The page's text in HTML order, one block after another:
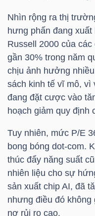
Nhìn rộng ra thị
hưng phấn đang
Russell 2000 của
gần 30% trong năm
chịu ảnh hưởng
sách kinh tế vĩ mô, vì
đang đặt cược vào
hoạch giảm quy định
Tuy nhiên, mức P/E
bong bóng dot-com.
thúc đẩy năng suất
nhiên liệu cho sự
sản xuất chip AI, đã
nhưng điều đó
nợ rủi ro cao.
PHÁI
SINH
TRÁI
PHIẾU
CÔNG
ĐẦU